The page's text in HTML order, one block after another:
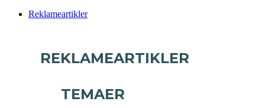
Reklameartikler
REKLAMEARTIKLER
TEMAER